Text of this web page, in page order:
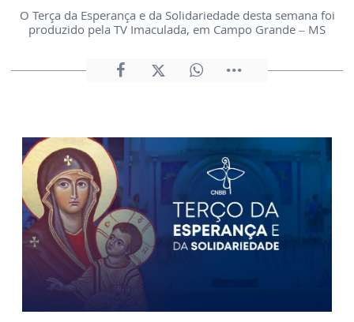
O Terça da Esperança e da Solidariedade desta semana foi
produzido pela TV Imaculada, em Campo Grande – MS